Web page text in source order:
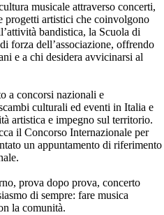
musicale attraverso concerti,
progetti artistici che coinvolgono
bandistica, la Scuola di
forza dell’associazione, offrendo
e a chi desidera avvicinarsi al
a concorsi nazionali e
culturali ed eventi in Italia e
artistica e impegno sul territorio.
il Concorso Internazionale per
un appuntamento di riferimento
prova dopo prova, concerto
di sempre: fare musica
la comunità.